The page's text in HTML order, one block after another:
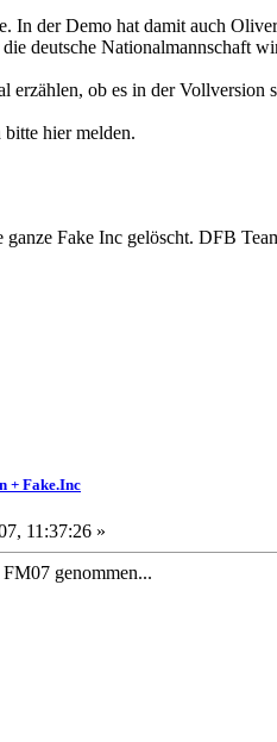
In der Demo hat damit auch
deutsche Nationalmannschaft
erzählen, ob es in der Vollversion
hier melden.
Fake Inc gelöscht. DFB
+ Fake.Inc
11:37:26 »
genommen...